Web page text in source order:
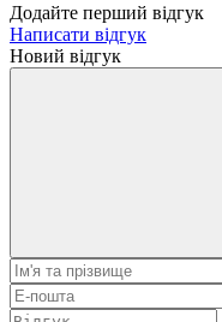
Додайте перший відгук
Написати відгук
Новий відгук